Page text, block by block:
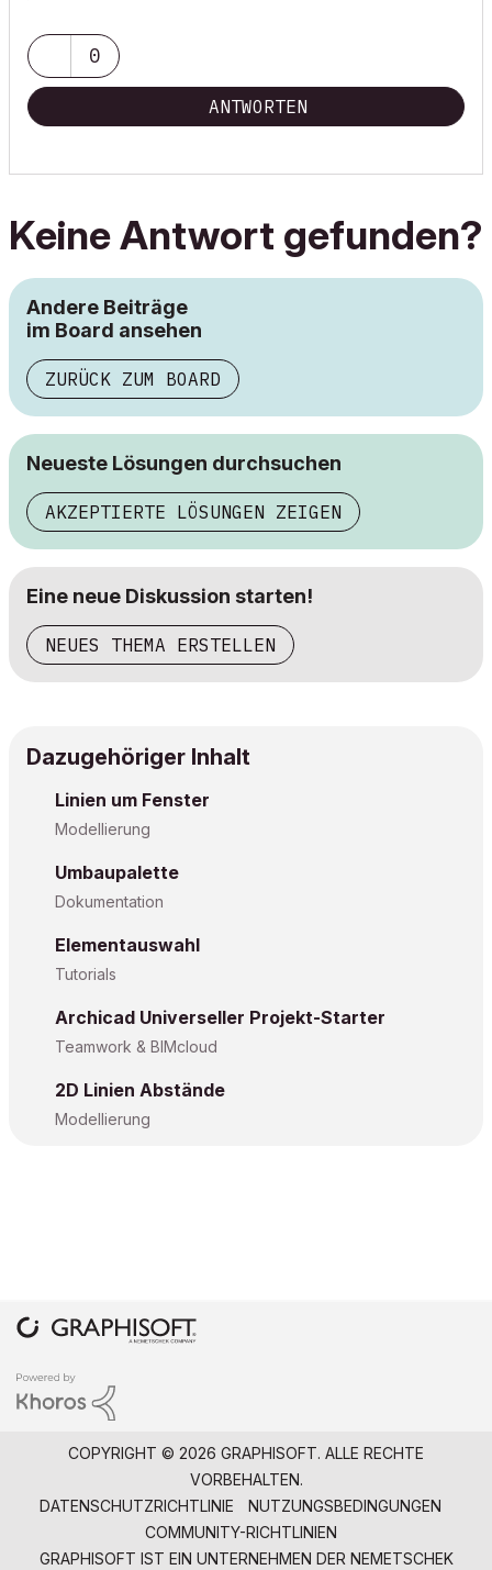
0
ANTWORTEN
Keine Antwort gefunden?
Andere Beiträge
im Board ansehen
ZURÜCK ZUM BOARD
Neueste Lösungen durchsuchen
AKZEPTIERTE LÖSUNGEN ZEIGEN
Eine neue Diskussion starten!
NEUES THEMA ERSTELLEN
Dazugehöriger Inhalt
Linien um Fenster
Modellierung
Umbaupalette
Dokumentation
Elementauswahl
Tutorials
Archicad Universeller Projekt-Starter
Teamwork & BIMcloud
2D Linien Abstände
Modellierung
COPYRIGHT © 2026 GRAPHISOFT. ALLE RECHTE
VORBEHALTEN.
DATENSCHUTZRICHTLINIE
NUTZUNGSBEDINGUNGEN
COMMUNITY-RICHTLINIEN
GRAPHISOFT IST EIN UNTERNEHMEN DER NEMETSCHEK